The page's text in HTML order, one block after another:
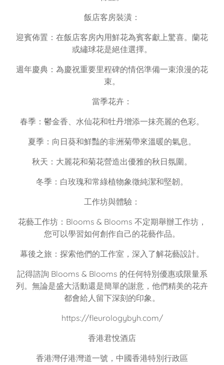
飯店客房裝潢：
迎賓佈置：在飯店客房內用鮮花為賓客獻上驚喜。蘭花
或繡球花是絕佳選擇。
週年慶典：為慶祝重要里程碑的情侶準備一束浪漫的花
束。
當季花卉：
春季：鬱金香、水仙花和牡丹增添一抹亮麗的色彩。
夏季：向日葵和鮮豔的非洲菊帶來溫暖的氣息。
秋天：大麗花和菊花營造出優雅的秋日氛圍。
冬季：白玫瑰和常綠植物象徵純潔和堅韌。
工作坊與體驗：
花藝工作坊：Blooms & Blooms 不定期舉辦工作坊，
您可以學習如何創作自己的花藝作品。
幕後之旅：探索他們的工作室，深入了解花藝設計。
記得諮詢 Blooms & Blooms 的任何特別優惠或限量系
列。無論是盛大活動還是簡單的謝意，他們精美的花卉
都會給人留下深刻的印象。
https://fleurologybyh.com/
香港君悅酒店
香港灣仔港灣道一號，中國香港特別行政區